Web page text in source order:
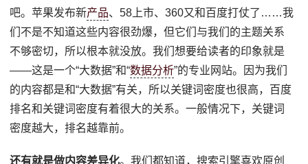
吧。苹果发布新产品、58上市、360又和百度打仗了……我
们不是不知道这些内容很劲爆，但它们与我们的主题关系
不够密切，所以根本就没放。我们想要给读者的印象就是
——这是一个“大数据”和“数据分析”的专业网站。因为我们
的内容都是和“大数据”有关，所以关键词密度也很高，百度
排名和关键词密度有着很大的关系。一般情况下，关键词
密度越大，排名越靠前。
还有就是做内容差异化。我们都知道，搜索引擎喜欢原创